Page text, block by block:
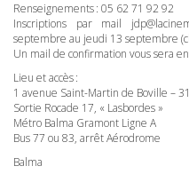
Renseignements : 05 62 71 92 92
Inscriptions par mail
septembre au jeudi 13 septembre
Un mail de confirmation vous sera
Lieu et accès :
1 avenue Saint-Martin de Boville –
Sortie Rocade 17, « Lasbordes »
Métro Balma Gramont Ligne A
Bus 77 ou 83, arrêt Aérodrome
Balma